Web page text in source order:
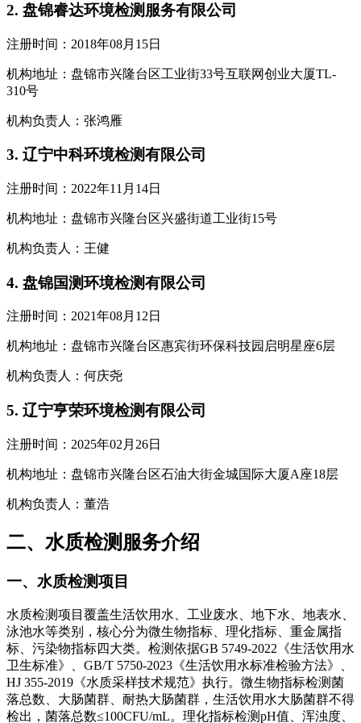
2. 盘锦睿达环境检测服务有限公司
注册时间：2018年08月15日
机构地址：盘锦市兴隆台区工业街33号互联网创业大厦TL-
310号
机构负责人：张鸿雁
3. 辽宁中科环境检测有限公司
注册时间：2022年11月14日
机构地址：盘锦市兴隆台区兴盛街道工业街15号
机构负责人：王健
4. 盘锦国测环境检测有限公司
注册时间：2021年08月12日
机构地址：盘锦市兴隆台区惠宾街环保科技园启明星座6层
机构负责人：何庆尧
5. 辽宁亨荣环境检测有限公司
注册时间：2025年02月26日
机构地址：盘锦市兴隆台区石油大街金城国际大厦A座18层
机构负责人：董浩
二、水质检测服务介绍
一、水质检测项目
水质检测项目覆盖生活饮用水、工业废水、地下水、地表水、
泳池水等类别，核心分为微生物指标、理化指标、重金属指
标、污染物指标四大类。检测依据GB 5749-2022《生活饮用水
卫生标准》、GB/T 5750-2023《生活饮用水标准检验方法》、
HJ 355-2019《水质采样技术规范》执行。微生物指标检测菌
落总数、大肠菌群、耐热大肠菌群，生活饮用水大肠菌群不得
检出，菌落总数≤100CFU/mL。理化指标检测pH值、浑浊度、